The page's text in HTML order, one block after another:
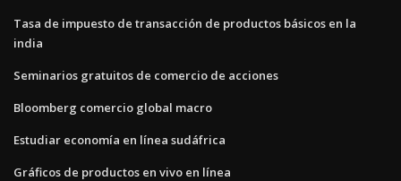
Tasa de impuesto de transacción de productos básicos en la
india
Seminarios gratuitos de comercio de acciones
Bloomberg comercio global macro
Estudiar economía en línea sudáfrica
Gráficos de productos en vivo en línea